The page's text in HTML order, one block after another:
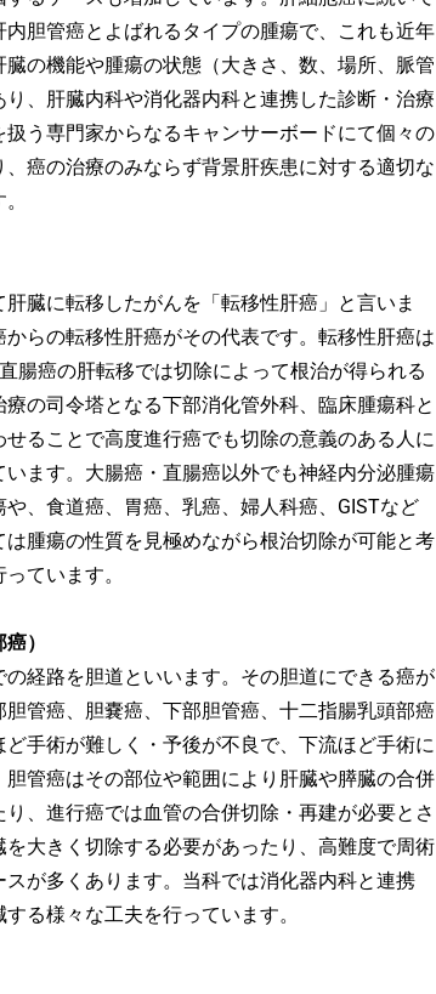
胆管癌とよばれるタイプの腫瘍で、これも近年
の機能や腫瘍の状態（大きさ、数、場所、脈管
、肝臓内科や消化器内科と連携した診断・治療
う専門家からなるキャンサーボードにて個々の
癌の治療のみならず背景肝疾患に対する適切な
臓に転移したがんを「転移性肝癌」と言いま
らの転移性肝癌がその代表です。転移性肝癌は
腸癌の肝転移では切除によって根治が得られる
の司令塔となる下部消化管外科、臨床腫瘍科と
ることで高度進行癌でも切除の意義のある人に
ます。大腸癌・直腸癌以外でも神経内分泌腫瘍
、食道癌、胃癌、乳癌、婦人科癌、GISTなど
腫瘍の性質を見極めながら根治切除が可能と考
ています。
）
経路を胆道といいます。その胆道にできる癌が
管癌、胆嚢癌、下部胆管癌、十二指腸乳頭部癌
手術が難しく・予後が不良で、下流ほど手術に
管癌はその部位や範囲により肝臓や膵臓の合併
、進行癌では血管の合併切除・再建が必要とさ
大きく切除する必要があったり、高難度で周術
が多くあります。当科では消化器内科と連携
る様々な工夫を行っています。